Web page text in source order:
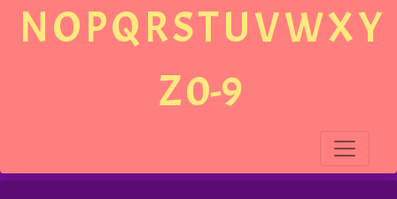
NOPQRSTUVWXY
Z0-9